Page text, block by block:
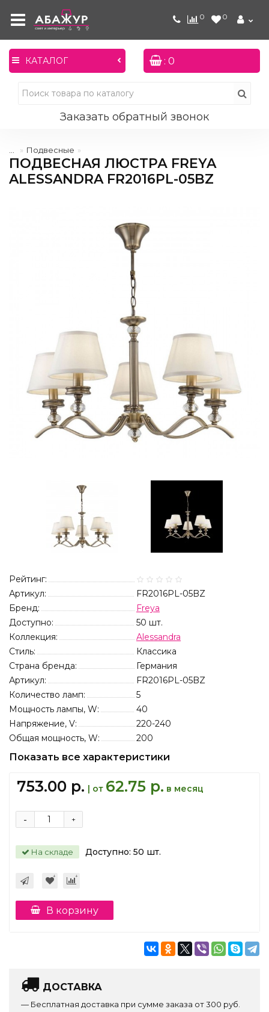
0 0
КАТАЛОГ : 0
Заказать обратный звонок
Подвесные
ПОДВЕСНАЯ ЛЮСТРА FREYA
ALESSANDRA FR2016PL-05BZ
Рейтинг:
Артикул:
FR2016PL-05BZ
Бренд:
Freya
Доступно:
50 шт.
Коллекция:
Alessandra
Стиль:
Классика
Страна бренда:
Германия
Артикул:
FR2016PL-05BZ
Количество ламп:
5
Мощность лампы, W:
40
Напряжение, V:
220-240
Общая мощность, W:
200
Показать все характеристики
753.00 р. | от 62.75 р. в месяц
+
-
На складе Доступно: 50 шт.
В корзину
ДОСТАВКА
— Бесплатная доставка при сумме заказа от 300 руб.